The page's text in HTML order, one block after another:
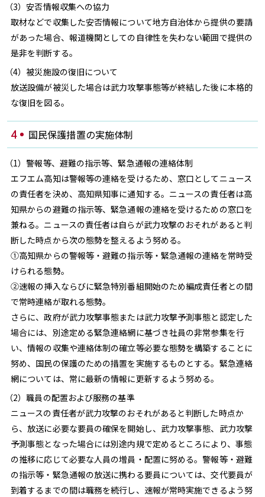
（3）安否情報収集への協力
取材などで収集した安否情報について地方自治体から提供の要請
があった場合、報道機関としての自律性を失わない範囲で提供の
是非を判断する。
（4）被災施設の復旧について
放送設備が被災した場合は武力攻撃事態等が終結した後に本格的
な復旧を図る。
4 国民保護措置の実施体制
（1）警報等、避難の指示等、緊急通報の連絡体制
エフエム高知は警報等の連絡を受けるため、窓口としてニュース
の責任者を決め、高知県知事に通知する。ニュースの責任者は高
知県からの避難の指示等、緊急通報の連絡を受けるための窓口を
兼ねる。ニュースの責任者は自らが武力攻撃のおそれがあると判
断した時点から次の態勢を整えるよう努める。
①高知県からの警報等・避難の指示等・緊急通報の連絡を常時受
けられる態勢。
②速報の挿入ならびに緊急特別番組開始のため編成責任者との間
で常時連絡が取れる態勢。
さらに、政府が武力攻撃事態または武力攻撃予測事態と認定した
場合には、別途定める緊急連絡網に基づき社員の非常参集を行
い、情報の収集や連絡体制の確立等必要な態勢を構築することに
努め、国民の保護のための措置を実施するものとする。緊急連絡
網については、常に最新の情報に更新するよう努める。
（2）職員の配置および服務の基準
ニュースの責任者が武力攻撃のおそれがあると判断した時点か
ら、放送に必要な要員の確保を開始し、武力攻撃事態、武力攻撃
予測事態となった場合には別途内規で定めるところにより、事態
の推移に応じて必要な人員の増員・配置に努める。警報等・避難
の指示等・緊急通報の放送に携わる要員については、交代要員が
到着するまでの間は職務を続行し、速報が常時実施できるよう努